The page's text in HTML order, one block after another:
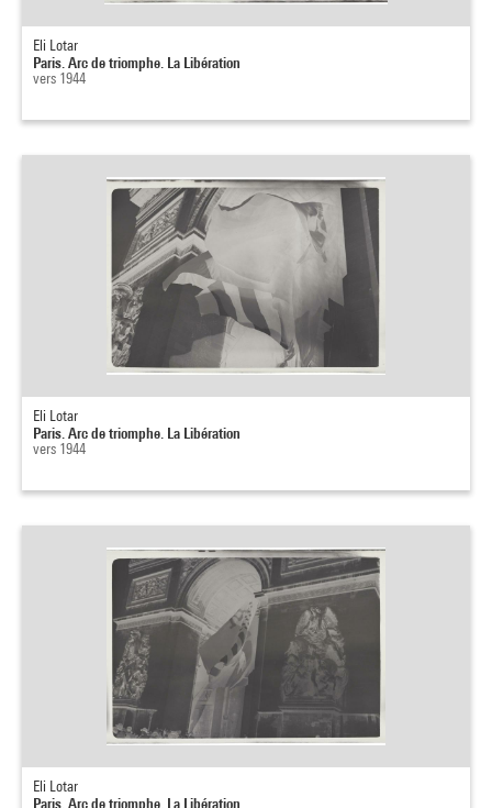
Eli Lotar
Paris. Arc de triomphe. La Libération
vers 1944
Eli Lotar
Paris. Arc de triomphe. La Libération
vers 1944
Eli Lotar
Paris. Arc de triomphe. La Libération